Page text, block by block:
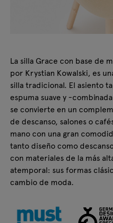
La silla Grace con base de
por Krystian Kowalski, es
silla tradicional. El asiento
espuma suave y -
se convierte en un
de descanso, salones o
mano con una gran
tanto diseño como
con materiales de la más
atemporal: sus formas
cambio de moda.